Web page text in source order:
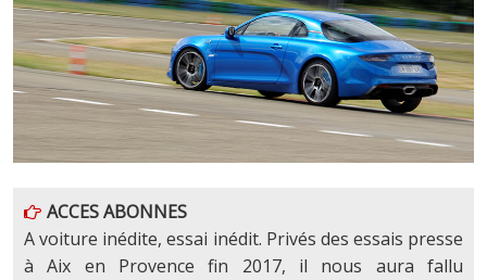
ACCES ABONNES
A voiture inédite, essai inédit. Privés des essais presse
à Aix en Provence fin 2017, il nous aura fallu